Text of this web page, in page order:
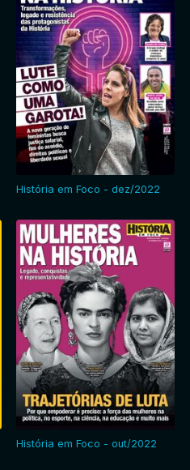
História em Foco - dez/2022
História em Foco - out/2022